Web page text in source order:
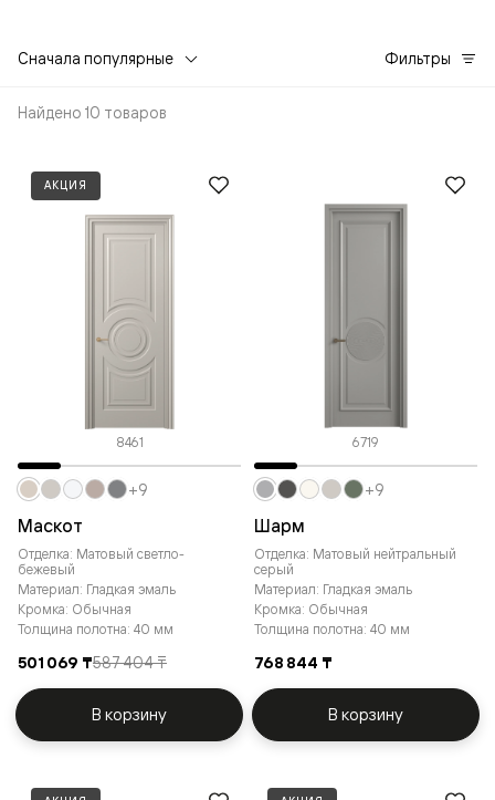
Сначала популярные Фильтры
Найдено 10 товаров
АКЦИЯ
8461
Маскот
Отделка: Матовый светло-
бежевый
Материал: Гладкая эмаль
Кромка: Обычная
Толщина полотна: 40 мм
501 069 ₸587 404 ₸
+9
В корзину
6719
Шарм
Отделка: Матовый нейтральный
серый
Материал: Гладкая эмаль
Кромка: Обычная
Толщина полотна: 40 мм
768 844 ₸
+9
В корзину